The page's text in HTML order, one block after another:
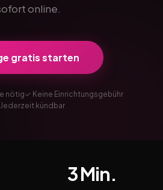
online.
gratis starten
nötig✓ Keine Einrichtungsgebühr
kündbar
3 Min.